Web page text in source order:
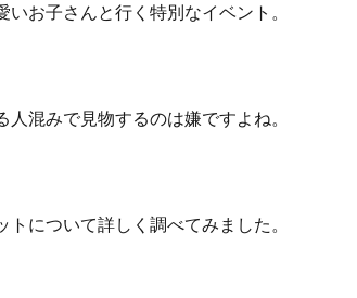
お子さんと行く特別なイベント。
混みで見物するのは嫌ですよね。
について詳しく調べてみました。